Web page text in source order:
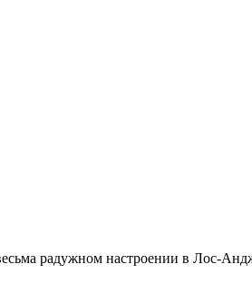
радужном настроении в Лос-